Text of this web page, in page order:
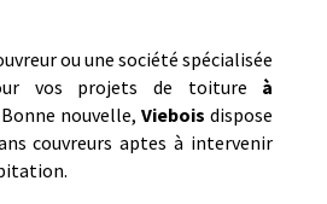
ou une société spécialisée
vos projets de toiture à
nouvelle,Viebois dispose
couvreurs aptes à intervenir